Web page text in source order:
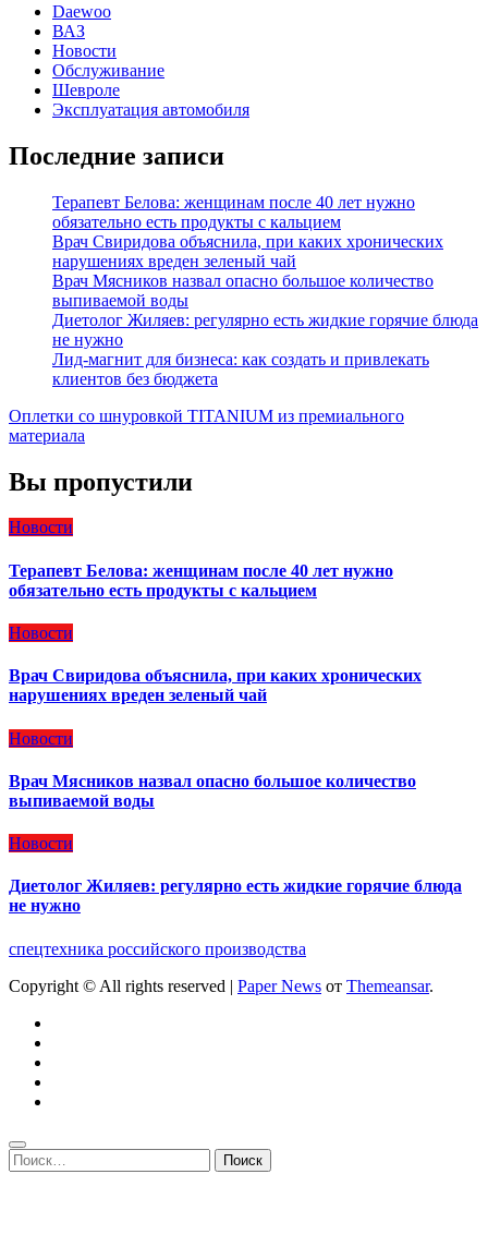
Daewoo
ВАЗ
Новости
Обслуживание
Шевроле
Эксплуатация автомобиля
Последние записи
Терапевт Белова: женщинам после 40 лет нужно
обязательно есть продукты с кальцием
Врач Свиридова объяснила, при каких хронических
нарушениях вреден зеленый чай
Врач Мясников назвал опасно большое количество
выпиваемой воды
Диетолог Жиляев: регулярно есть жидкие горячие блюда
не нужно
Лид-магнит для бизнеса: как создать и привлекать
клиентов без бюджета
Оплетки со шнуровкой TITANIUM из премиального
материала
Вы пропустили
Новости
Терапевт Белова: женщинам после 40 лет нужно
обязательно есть продукты с кальцием
Новости
Врач Свиридова объяснила, при каких хронических
нарушениях вреден зеленый чай
Новости
Врач Мясников назвал опасно большое количество
выпиваемой воды
Новости
Диетолог Жиляев: регулярно есть жидкие горячие блюда
не нужно
спецтехника российского производства
Copyright © All rights reserved | Paper News от Themeansar.
Найти: